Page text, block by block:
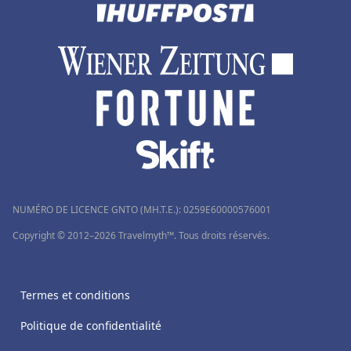
NUMÉRO DE LICENCE GNTO (MH.T.E.): 0259Ε60000576001
Copyright © 2012–2026 Travelmyth™. Tous droits réservés.
Termes et conditions
Politique de confidentialité